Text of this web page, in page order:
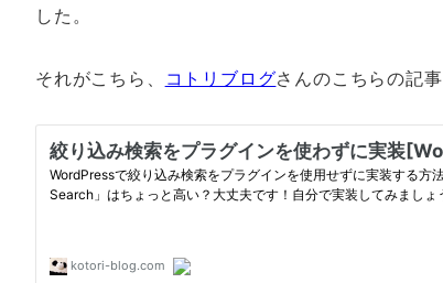
した。
それがこちら、 コトリブログさんのこちらの記事